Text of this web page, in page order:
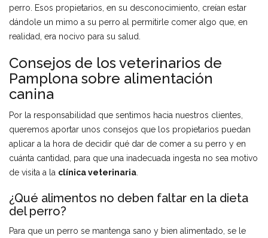
perro. Esos propietarios, en su desconocimiento, creían estar
dándole un mimo a su perro al permitirle comer algo que, en
realidad, era nocivo para su salud.
Consejos de los veterinarios de
Pamplona sobre alimentación
canina
Por la responsabilidad que sentimos hacia nuestros clientes,
queremos aportar unos consejos que los propietarios puedan
aplicar a la hora de decidir qué dar de comer a su perro y en
cuánta cantidad, para que una inadecuada ingesta no sea motivo
de visita a la clínica veterinaria
¿Qué alimentos no deben faltar en la dieta
del perro?
Para que un perro se mantenga sano y bien alimentado, se le